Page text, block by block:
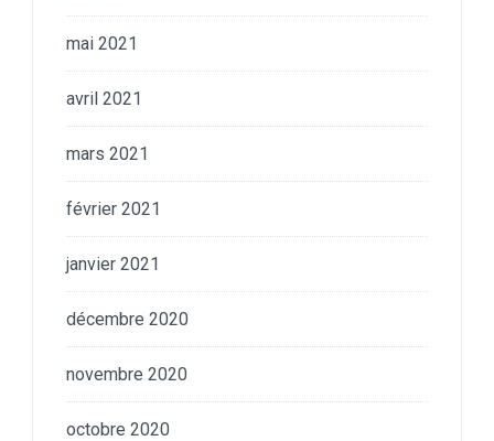
mai 2021
avril 2021
mars 2021
février 2021
janvier 2021
décembre 2020
novembre 2020
octobre 2020